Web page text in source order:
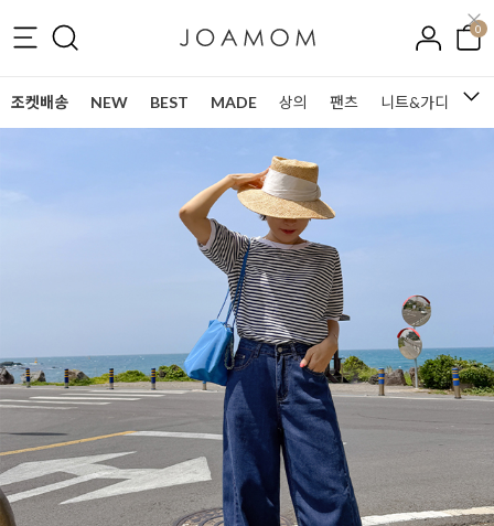
0
조켓배송 NEW BEST MADE 상의 팬츠 니트&가디건